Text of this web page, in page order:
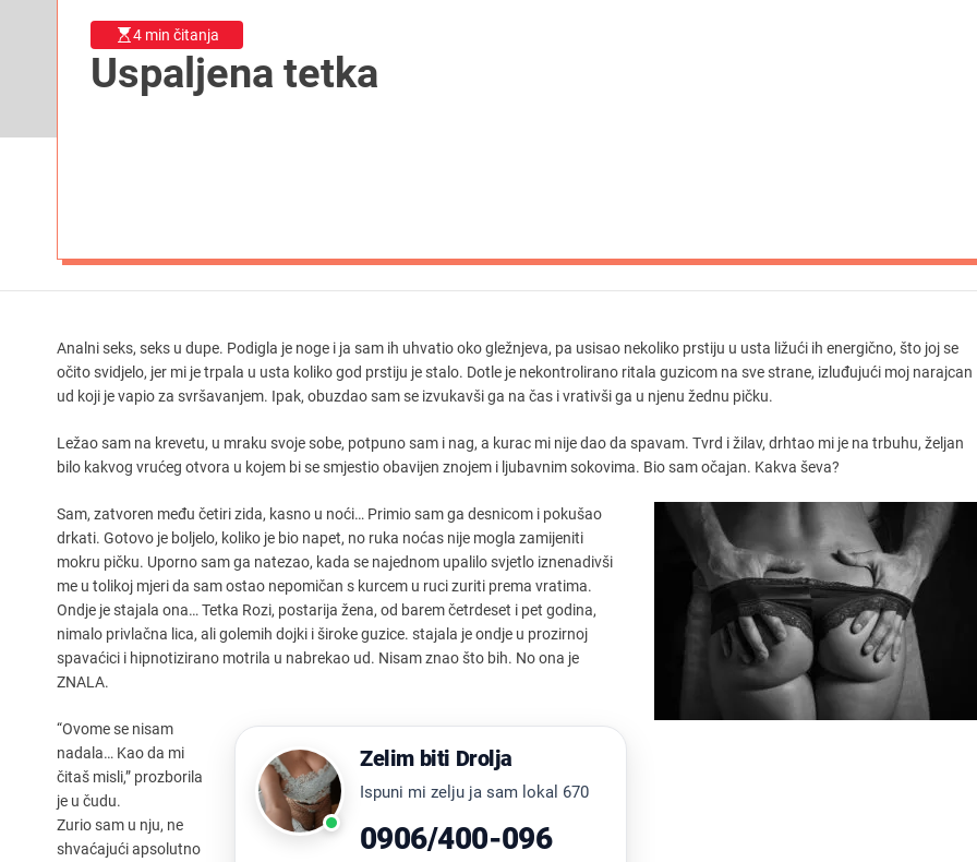
4 min čitanja
Uspaljena tetka
Analni seks, seks u dupe. Podigla je noge i ja sam ih uhvatio oko gležnjeva, pa usisao nekoliko prstiju u usta ližući ih energično, što joj se
očito svidjelo, jer mi je trpala u usta koliko god prstiju je stalo. Dotle je nekontrolirano ritala guzicom na sve strane, izluđujući moj narajcan
ud koji je vapio za svršavanjem. Ipak, obuzdao sam se izvukavši ga na čas i vrativši ga u njenu žednu pičku.
Ležao sam na krevetu, u mraku svoje sobe, potpuno sam i nag, a kurac mi nije dao da spavam. Tvrd i žilav, drhtao mi je na trbuhu, željan
bilo kakvog vrućeg otvora u kojem bi se smjestio obavijen znojem i ljubavnim sokovima. Bio sam očajan. Kakva ševa?
Sam, zatvoren među četiri zida, kasno u noći… Primio sam ga desnicom i pokušao
drkati. Gotovo je boljelo, koliko je bio napet, no ruka noćas nije mogla zamijeniti
mokru pičku. Uporno sam ga natezao, kada se najednom upalilo svjetlo iznenadivši
me u tolikoj mjeri da sam ostao nepomičan s kurcem u ruci zuriti prema vratima.
Ondje je stajala ona… Tetka Rozi, postarija žena, od barem četrdeset i pet godina,
nimalo privlačna lica, ali golemih dojki i široke guzice. stajala je ondje u prozirnoj
spavaćici i hipnotizirano motrila u nabrekao ud. Nisam znao što bih. No ona je
ZNALA.
Zelim biti Drolja
Ispuni mi zelju ja sam lokal 670
0906/400-096
“Ovome se nisam
nadala… Kao da mi
čitaš misli,” prozborila
je u čudu.
Zurio sam u nju, ne
shvaćajući apsolutno